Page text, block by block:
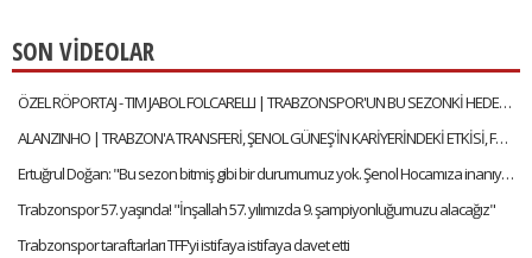
SON VİDEOLAR
ÖZEL RÖPORTAJ - TIM JABOL FOLCARELLI | TRABZONSPOR'UN BU SEZONKİ HEDEFLERİ, FATİH TEKKE, SAÇ TARZI
ALANZINHO | TRABZON'A TRANSFERİ, ŞENOL GÜNEŞ'İN KARİYERİNDEKİ ETKİSİ, FATİH TEKKE'Yİ NASIL TANIMLAR?
Ertuğrul Doğan: "Bu sezon bitmiş gibi bir durumumuz yok. Şenol Hocamıza inanıyorum"
Trabzonspor 57. yaşında! "İnşallah 57. yılımızda 9. şampiyonluğumuzu alacağız"
Trabzonspor taraftarları TFF'yi istifaya istifaya davet etti